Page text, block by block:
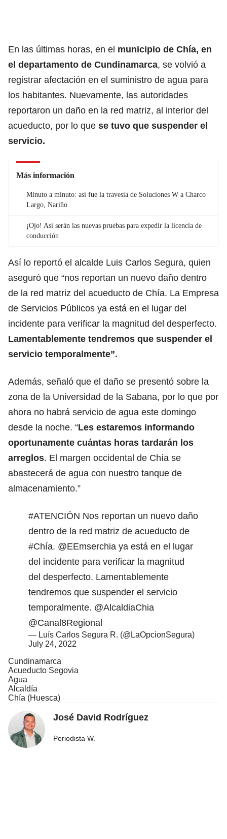
En las últimas horas, en el municipio de Chía, en
el departamento de Cundinamarca, se volvió a
registrar afectación en el suministro de agua para
los habitantes. Nuevamente, las autoridades
reportaron un daño en la red matriz, al interior del
acueducto, por lo que se tuvo que suspender el
servicio.
Más información
Minuto a minuto: así fue la travesía de Soluciones W a Charco
Largo, Nariño
¡Ojo! Así serán las nuevas pruebas para expedir la licencia de
conducción
Así lo reportó el alcalde Luis Carlos Segura, quien
aseguró que “nos reportan un nuevo daño dentro
de la red matriz del acueducto de Chía. La Empresa
de Servicios Públicos ya está en el lugar del
incidente para verificar la magnitud del desperfecto.
Lamentablemente tendremos que suspender el
servicio temporalmente”.
Además, señaló que el daño se presentó sobre la
zona de la Universidad de la Sabana, por lo que por
ahora no habrá servicio de agua este domingo
desde la noche. “Les estaremos informando
oportunamente cuántas horas tardarán los
arreglos. El margen occidental de Chía se
abastecerá de agua con nuestro tanque de
almacenamiento.”
#ATENCIÓN Nos reportan un nuevo daño
dentro de la red matriz de acueducto de
#Chía. @EEmserchia ya está en el lugar
del incidente para verificar la magnitud
del desperfecto. Lamentablemente
tendremos que suspender el servicio
temporalmente. @AlcaldiaChia
@Canal8Regional
— Luís Carlos Segura R. (@LaOpcionSegura)
July 24, 2022
Cundinamarca
Acueducto Segovia
Agua
Alcaldía
Chía (Huesca)
José David Rodríguez
Periodista W.